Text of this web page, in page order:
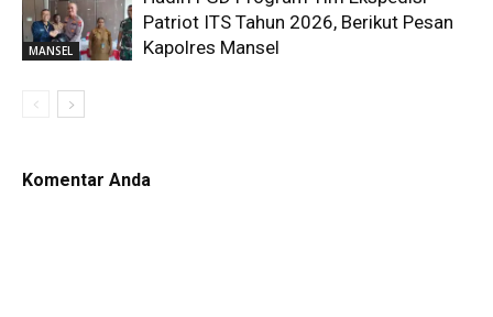
MANSEL
Patriot ITS Tahun 2026, Berikut Pesan
Kapolres Mansel
Komentar Anda